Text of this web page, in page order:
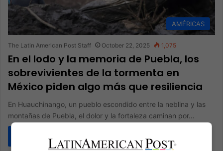
AMÉRICAS
The Latin American Post Staff October 22, 2025 1,075
En el lodo y la memoria de Puebla, los
sobrevivientes de la tormenta en
México piden algo más que resiliencia
En Huauchinango, un pueblo escondido entre la neblina y las
montañas de Puebla, el dolor y la fortaleza caminan por…
Read More »